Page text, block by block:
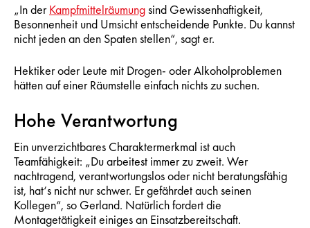
„In derKampfmittelräumungsind Gewissenhaftigkeit,
Besonnenheit und Umsicht entscheidende Punkte. Du kannst
nicht jeden an den Spaten stellen“, sagt er.
Hektiker oder Leute mit Drogen- oder Alkoholproblemen
hätten auf einer Räumstelle einfach nichts zu suchen.
Hohe Verantwortung
Ein unverzichtbares Charaktermerkmal ist auch
Teamfähigkeit: „Du arbeitest immer zu zweit. Wer
nachtragend, verantwortungslos oder nicht beratungsfähig
ist, hat‘s nicht nur schwer. Er gefährdet auch seinen
Kollegen“, so Gerland. Natürlich fordert die
Montagetätigkeit einiges an Einsatzbereitschaft.